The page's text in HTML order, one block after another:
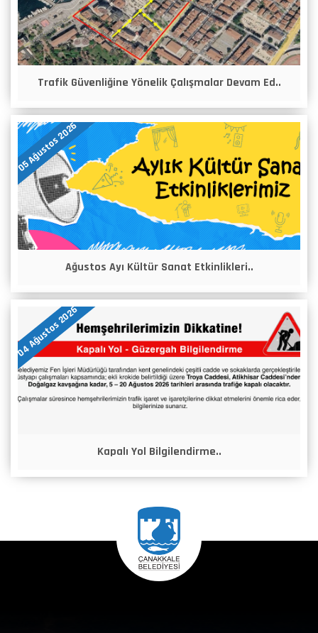
Trafik Güvenliğine Yönelik Çalışmalar Devam Ed..
05 Ağustos 2026
Ağustos Ayı Kültür Sanat Etkinlikleri..
04 Ağustos 2026
Kapalı Yol Bilgilendirme..